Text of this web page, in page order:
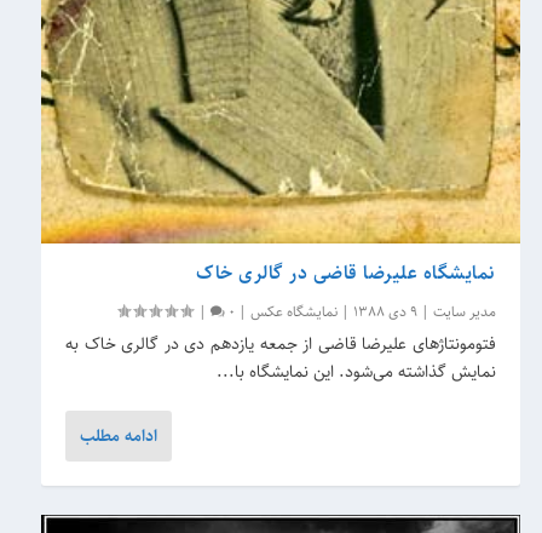
نمایشگاه علیرضا قاضی در گالری خاک
مدیر سایت |9 دی 1388 |نمایشگاه عکس |
0
|
فتومونتاژهای علیرضا قاضی از جمعه یازدهم دی در گالری خاک به
نمایش گذاشته می‌شود. این نمایشگاه با...
ادامه مطلب